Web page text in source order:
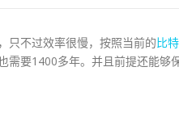
只不过效率很慢，按照当前的比特
需要1400多年。并且前提还能够